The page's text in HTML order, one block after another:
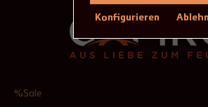
%Sale
Konfigurieren